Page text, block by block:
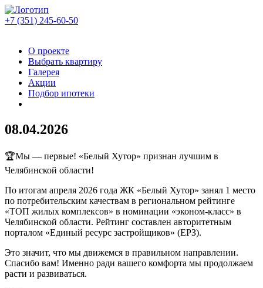
+7 (351) 245-60-50
О проекте
Выбрать квартиру
Галерея
Акции
Подбор ипотеки
08.04.2026
🏆Мы — первые! «Белый Хутор» признан лучшим в
Челябинской области!
По итогам апреля 2026 года ЖК «Белый Хутор» занял 1 место
по потребительским качествам в региональном рейтинге
«ТОП жилых комплексов» в номинации «эконом-класс» в
Челябинской области. Рейтинг составлен авторитетным
порталом «Единый ресурс застройщиков» (ЕРЗ).
Это значит, что мы движемся в правильном направлении.
Спасибо вам! Именно ради вашего комфорта мы продолжаем
расти и развиваться.